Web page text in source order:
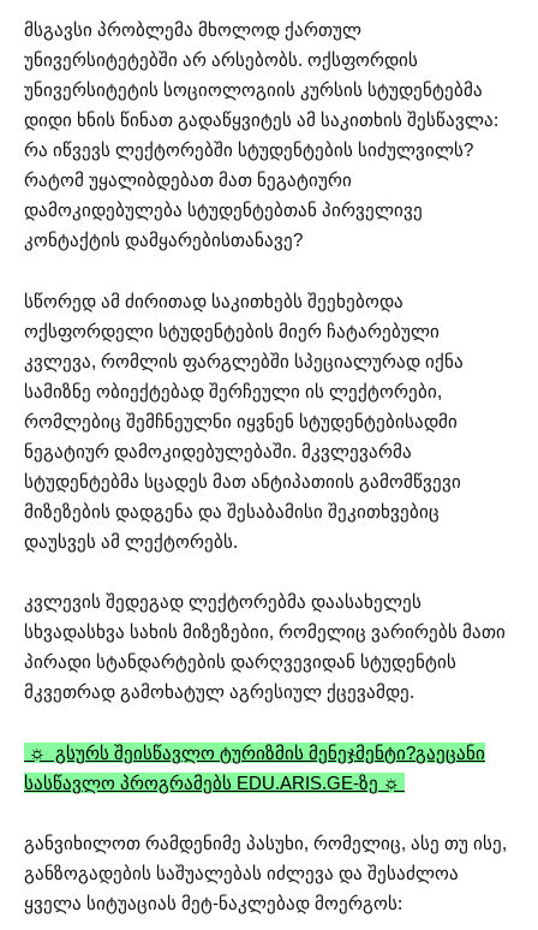
მსგავსი პრობლემა მხოლოდ ქართულ
უნივერსიტეტებში არ არსებობს. ოქსფორდის
უნივერსიტეტის სოციოლოგიის კურსის სტუდენტებმა
დიდი ხნის წინათ გადაწყვიტეს ამ საკითხის შესწავლა:
რა იწვევს ლექტორებში სტუდენტების სიძულვილს?
რატომ უყალიბდებათ მათ ნეგატიური
დამოკიდებულება სტუდენტებთან პირველივე
კონტაქტის დამყარებისთანავე?
სწორედ ამ ძირითად საკითხებს შეეხებოდა
ოქსფორდელი სტუდენტების მიერ ჩატარებული
კვლევა, რომლის ფარგლებში სპეციალურად იქნა
სამიზნე ობიექტებად შერჩეული ის ლექტორები,
რომლებიც შემჩნეულნი იყვნენ სტუდენტებისადმი
ნეგატიურ დამოკიდებულებაში. მკვლევარმა
სტუდენტებმა სცადეს მათ ანტიპათიის გამომწვევი
მიზეზების დადგენა და შესაბამისი შეკითხვებიც
დაუსვეს ამ ლექტორებს.
კვლევის შედეგად ლექტორებმა დაასახელეს
სხვადასხვა სახის მიზეზებიი, რომელიც ვარირებს მათი
პირადი სტანდარტების დარღვევიდან სტუდენტის
მკვეთრად გამოხატულ აგრესიულ ქცევამდე.
☼ გსურს შეისწავლო ტურიზმის მენეჯმენტი?გაეცანი
სასწავლო პროგრამებს EDU.ARIS.GE-ზე ☼
განვიხილოთ რამდენიმე პასუხი, რომელიც, ასე თუ ისე,
განზოგადების საშუალებას იძლევა და შესაძლოა
ყველა სიტუაციას მეტ-ნაკლებად მოერგოს: